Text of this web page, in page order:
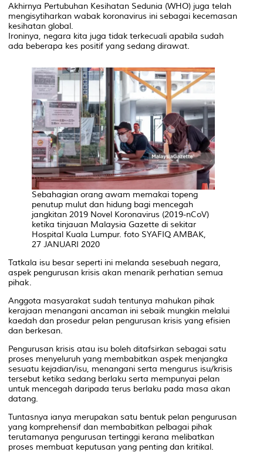
Akhirnya Pertubuhan Kesihatan Sedunia (WHO) juga telah
mengisytiharkan wabak koronavirus ini sebagai kecemasan
kesihatan global.
Ironinya, negara kita juga tidak terkecuali apabila sudah
ada beberapa kes positif yang sedang dirawat.
Sebahagian orang awam memakai topeng
penutup mulut dan hidung bagi mencegah
jangkitan 2019 Novel Koronavirus (2019-nCoV)
ketika tinjauan Malaysia Gazette di sekitar
Hospital Kuala Lumpur. foto SYAFIQ AMBAK,
27 JANUARI 2020
Tatkala isu besar seperti ini melanda sesebuah negara,
aspek pengurusan krisis akan menarik perhatian semua
pihak.
Anggota masyarakat sudah tentunya mahukan pihak
kerajaan menangani ancaman ini sebaik mungkin melalui
kaedah dan prosedur pelan pengurusan krisis yang efisien
dan berkesan.
Pengurusan krisis atau isu boleh ditafsirkan sebagai satu
proses menyeluruh yang membabitkan aspek menjangka
sesuatu kejadian/isu, menangani serta mengurus isu/krisis
tersebut ketika sedang berlaku serta mempunyai pelan
untuk mencegah daripada terus berlaku pada masa akan
datang.
Tuntasnya ianya merupakan satu bentuk pelan pengurusan
yang komprehensif dan membabitkan pelbagai pihak
terutamanya pengurusan tertinggi kerana melibatkan
proses membuat keputusan yang penting dan kritikal.